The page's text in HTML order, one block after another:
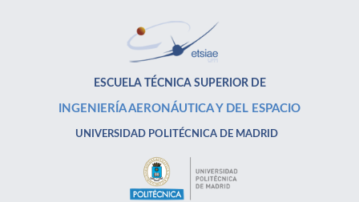
ESCUELA TÉCNICA SUPERIOR DE
INGENIERÍA AERONÁUTICA Y DEL ESPACIO
UNIVERSIDAD POLITÉCNICA DE MADRID